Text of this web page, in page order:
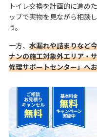
トイレ交換を計画的に進め
ップで実物を見ながら相談
う。
一方、 水漏れや詰まりなど
ナンの施工対象外エリア・
修理サポートセンター」へ